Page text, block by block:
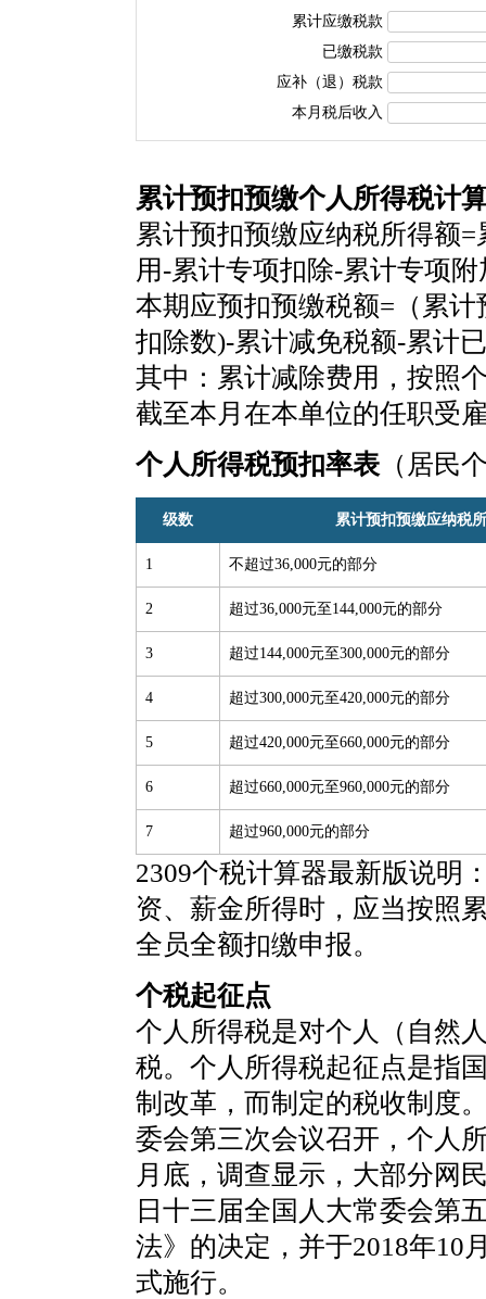
累计应缴税款
已缴税款
应补（退）税款
本月税后收入
累计预扣预缴个人所得税计
累计预扣预缴应纳税所得额
用-累计专项扣除-累计专项
本期应预扣预缴税额=（累
扣除数)-累计减免税额-累计
其中：累计减除费用，按照
截至本月在本单位的任职受
个人所得税预扣率表 （居民
级数 累计预扣预缴应纳税
1 不超过36,000元的部分
2 超过36,000元至144,000元的部分
3 超过144,000元至300,000元的部分
4 超过300,000元至420,000元的部分
5 超过420,000元至660,000元的部分
6 超过660,000元至960,000元的部分
7 超过960,000元的部分
2309个税计算器最新版说明
资、薪金所得时，应当按照
全员全额扣缴申报。
个税起征点
个人所得税是对个人（自然
税。个人所得税起征点是指
制改革，而制定的税收制度
委会第三次会议召开，个人
月底，调查显示，大部分网
日十三届全国人大常委会第
法》的决定，并于2018年10
式施行。